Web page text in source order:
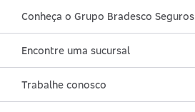
Conheça o Grupo Bradesco Seguros
Encontre uma sucursal
Trabalhe conosco